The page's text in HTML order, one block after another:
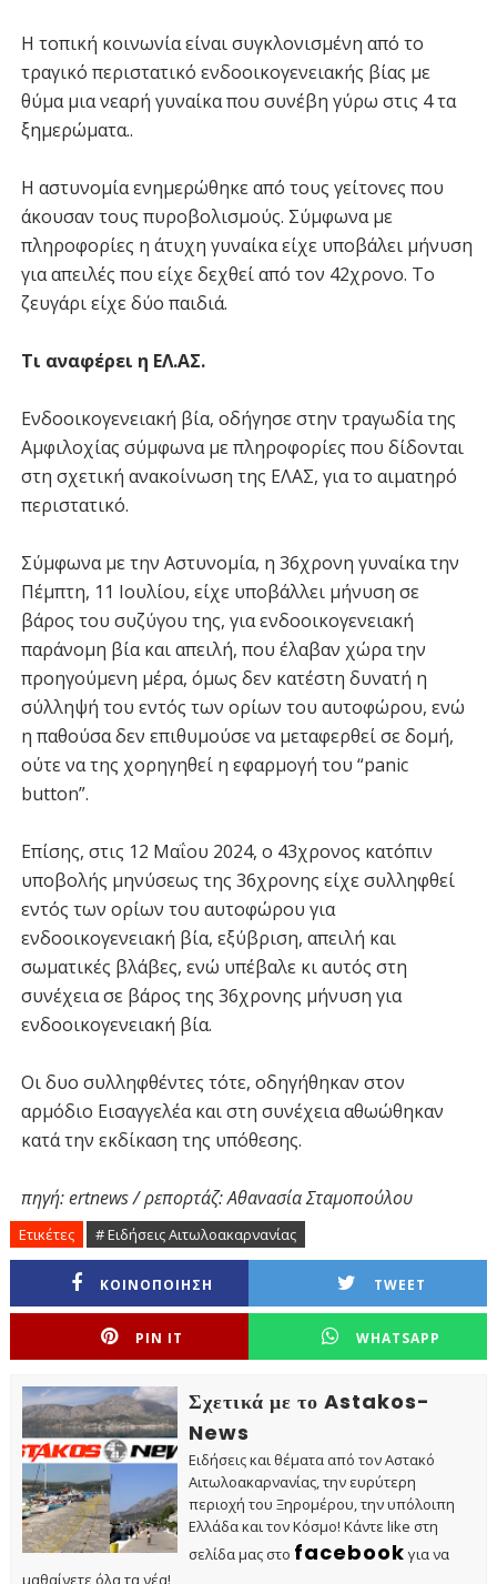
Η τοπική κοινωνία είναι συγκλονισμένη από το
τραγικό περιστατικό ενδοοικογενειακής βίας με
θύμα μια νεαρή γυναίκα που συνέβη γύρω στις 4 τα
ξημερώματα..
Η αστυνομία ενημερώθηκε από τους γείτονες που
άκουσαν τους πυροβολισμούς. Σύμφωνα με
πληροφορίες η άτυχη γυναίκα είχε υποβάλει μήνυση
για απειλές που είχε δεχθεί από τον 42χρονο. Το
ζευγάρι είχε δύο παιδιά.
Τι αναφέρει η ΕΛ.ΑΣ.
Ενδοοικογενειακή βία, οδήγησε στην τραγωδία της
Αμφιλοχίας σύμφωνα με πληροφορίες που δίδονται
στη σχετική ανακοίνωση της ΕΛΑΣ, για το αιματηρό
περιστατικό.
Σύμφωνα με την Αστυνομία, η 36χρονη γυναίκα την
Πέμπτη, 11 Ιουλίου, είχε υποβάλλει μήνυση σε
βάρος του συζύγου της, για ενδοοικογενειακή
παράνομη βία και απειλή, που έλαβαν χώρα την
προηγούμενη μέρα, όμως δεν κατέστη δυνατή η
σύλληψή του εντός των ορίων του αυτοφώρου, ενώ
η παθούσα δεν επιθυμούσε να μεταφερθεί σε δομή,
ούτε να της χορηγηθεί η εφαρμογή του “panic
button”.
Επίσης, στις 12 Μαΐου 2024, ο 43χρονος κατόπιν
υποβολής μηνύσεως της 36χρονης είχε συλληφθεί
εντός των ορίων του αυτοφώρου για
ενδοοικογενειακή βία, εξύβριση, απειλή και
σωματικές βλάβες, ενώ υπέβαλε κι αυτός στη
συνέχεια σε βάρος της 36χρονης μήνυση για
ενδοοικογενειακή βία.
Οι δυο συλληφθέντες τότε, οδηγήθηκαν στον
αρμόδιο Εισαγγελέα και στη συνέχεια αθωώθηκαν
κατά την εκδίκαση της υπόθεσης.
πηγή: ertnews / ρεπορτάζ: Αθανασία Σταμοπούλου
Ετικέτες # Ειδήσεις Αιτωλοακαρνανίας
ΚΟΙΝΟΠΟΙΗΣΗ TWEET
PIN IT WHATSAPP
Σχετικά με το Astakos-
News
Ειδήσεις και θέματα από τον Αστακό
Αιτωλοακαρνανίας, την ευρύτερη
περιοχή του Ξηρομέρου, την υπόλοιπη
Ελλάδα και τον Κόσμο! Κάντε like στη
σελίδα μας στο facebook για να